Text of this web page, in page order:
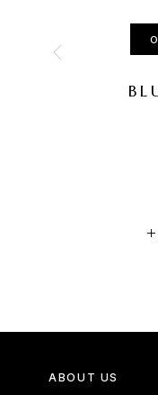
ABOUT US